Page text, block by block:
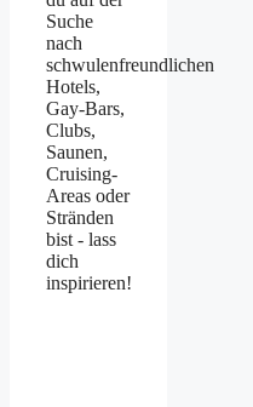
Suche
nach
schwulenfreundlichen
Hotels,
Gay-Bars,
Clubs,
Saunen,
Cruising-
Areas oder
Stränden
bist - lass
dich
inspirieren!